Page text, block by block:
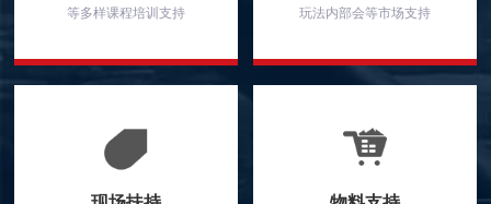
等多样课程培训支持
玩法内部会等市场支持